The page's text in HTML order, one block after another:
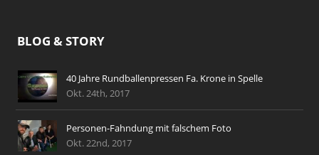
BLOG & STORY
40 Jahre Rundballenpressen Fa. Krone in Spelle
Okt. 24th, 2017
Personen-Fahndung mit falschem Foto
Okt. 22nd, 2017